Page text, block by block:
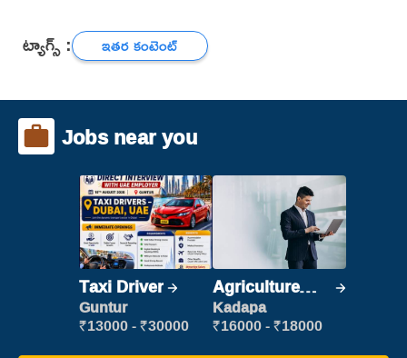
ట్యాగ్స్ : ఇతర కంటెంట్
Jobs near you
Taxi Driver
Guntur
₹13000 - ₹30000
Agriculture
Labour
Kadapa
₹16000 - ₹18000